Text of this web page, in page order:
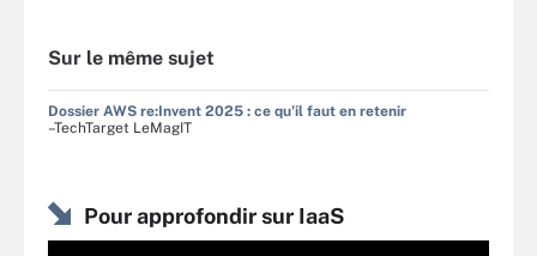
Sur le même sujet
Dossier AWS re:Invent 2025 : ce qu'il faut en retenir
–TechTarget LeMagIT
Pour approfondir sur IaaS